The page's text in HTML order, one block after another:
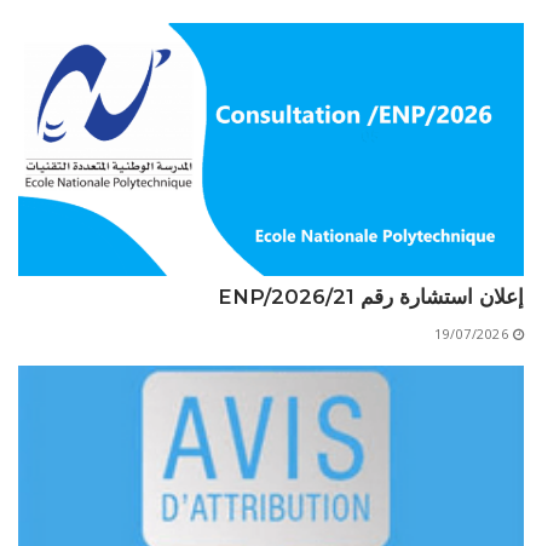
الأقــســــام الـتـحــضـيـريـــة
البرنامج الدراسي
التربصات
ميثاق الأداب والأخلاقيات الجامعية
إعلان استشارة رقم 21/ENP/2026
19/07/2026